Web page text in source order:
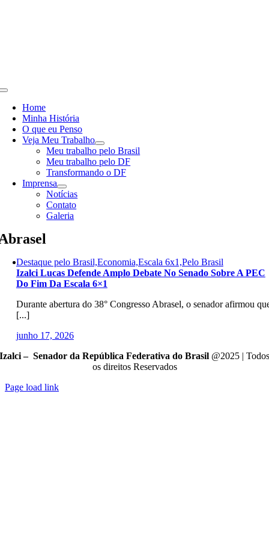
Toggle
NavigationHome
Minha História
O que eu Penso
Veja Meu Trabalho
Meu trabalho pelo Brasil
Meu trabalho pelo DF
Transformando o DF
Imprensa
Notícias
Contato
Galeria
Destaque pelo Brasil,Economia,Escala 6x1,Pelo Brasil
Izalci Lucas Defende Amplo Debate No Senado Sobre A PEC
Do Fim Da Escala 6×1
​Durante abertura do 38° Congresso Abrasel, o senador afirmou
[...]
junho 17, 2026
Izalci – Senador da República Federativa do Brasil @2025 | Todos
os direitos Reservados
Page load link